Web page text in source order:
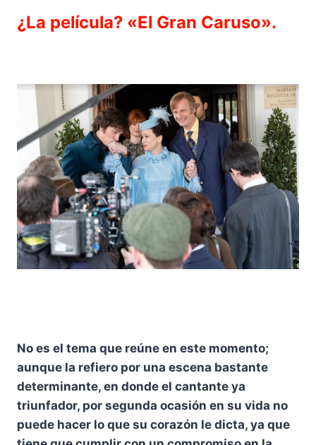
¿La película? «El Gran Caruso».
No es el tema que reúne en este momento;
aunque la refiero por una escena bastante
determinante, en donde el cantante ya
triunfador, por segunda ocasión en su vida no
puede hacer lo que su corazón le dicta, ya que